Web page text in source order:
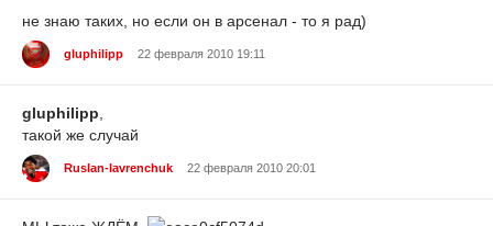
не знаю таких, но если он в арсенал - то я рад)
gluphilipp 22 февраля 2010 19:11
gluphilipp
такой же случай
Ruslan-lavrenchuk 22 февраля 2010 20:01